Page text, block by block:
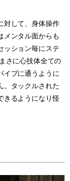
対して、身体操作
メンタル面からも
ッション毎にステ
さに心技体全ての
イブに通うように
。タックルされた
きるようになり怪